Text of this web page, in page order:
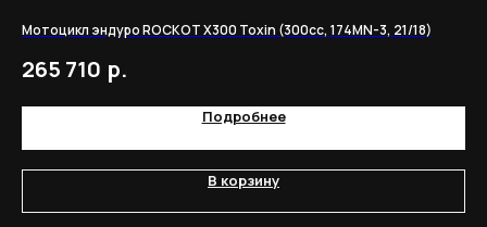
Мотоцикл эндуро ROCKOT X300 Toxin (300сс, 174MN-3, 21/18)
265 710 р.
Подробнее
В корзину